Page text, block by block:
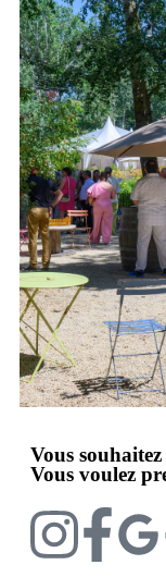
Vous
Vous voulez